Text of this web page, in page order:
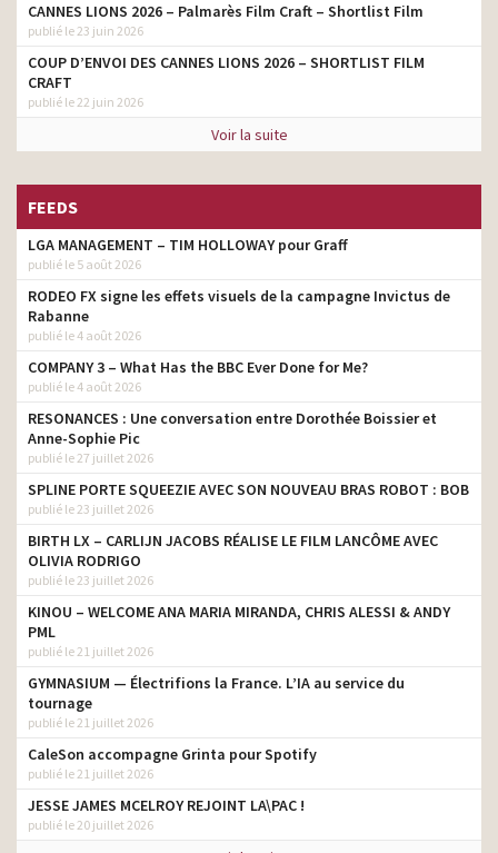
CANNES LIONS 2026 – Palmarès Film Craft – Shortlist Film
publié le 23 juin 2026
COUP D’ENVOI DES CANNES LIONS 2026 – SHORTLIST FILM
CRAFT
publié le 22 juin 2026
Voir la suite
FEEDS
LGA MANAGEMENT – TIM HOLLOWAY pour Graff
publié le 5 août 2026
RODEO FX signe les effets visuels de la campagne Invictus de
Rabanne
publié le 4 août 2026
COMPANY 3 – What Has the BBC Ever Done for Me?
publié le 4 août 2026
RESONANCES : Une conversation entre Dorothée Boissier et
Anne-Sophie Pic
publié le 27 juillet 2026
SPLINE PORTE SQUEEZIE AVEC SON NOUVEAU BRAS ROBOT : BOB
publié le 23 juillet 2026
BIRTH LX – CARLIJN JACOBS RÉALISE LE FILM LANCÔME AVEC
OLIVIA RODRIGO
publié le 23 juillet 2026
KINOU – WELCOME ANA MARIA MIRANDA, CHRIS ALESSI & ANDY
PML
publié le 21 juillet 2026
GYMNASIUM — Électrifions la France. L’IA au service du
tournage
publié le 21 juillet 2026
CaleSon accompagne Grinta pour Spotify
publié le 21 juillet 2026
JESSE JAMES MCELROY REJOINT LA\PAC !
publié le 20 juillet 2026